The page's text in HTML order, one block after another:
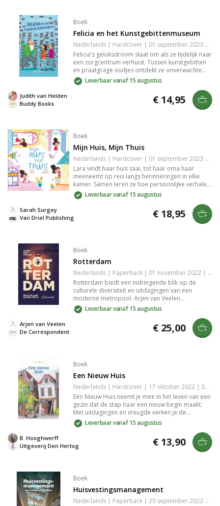
Boek
Felicia en het Kunstgebittenmuseum
Nederlands | Hardcover | 01 september 2023 | 200 pagina's | 9789087821142
Felicia's geluksdroom slaat om als ze tijdelijk naar
een zorgcentrum verhuist. Tussen kunstgebitten
en praatgrage oudjes ontdekt ze onverwachte
avonturen en vriendschappen. Een humoristisch
verhaal geschreven door Judith van Helden en
geïllustreerd door Iris Boter dat jong en oud
Leverbaar vanaf 15 augustus
Buddy Books
Judith van Helden € 14,95
Boek
Mijn Huis, Mijn Thuis
Nederlands | Hardcover | 01 september 2023 | 32 pagina's | 9789493200777
Lara vindt haar huis saai, tot haar oma haar
meeneemt op reis langs herinneringen in elke
kamer. Samen leren ze hoe persoonlijke verhalen
en sporen van vroeger een huis veranderen in
een warm thuis vol betekenis. Perfect voor de
Leverbaar vanaf 15 augustus
Van Driel Publishing
Sarah Surgey € 18,95
Boek
Rotterdam
Nederlands | Paperback | 01 november 2022 | 368 pagina's | 9789493254183
Rotterdam biedt een indringende blik op de
culturele diversiteit en uitdagingen van een
moderne metropool. Arjen van Veelen
onderzoekt de gevolgen van globalisering en
technologie, en de impact op de menselijkheid in
een steeds gefragmenteerdere samenleving. Dit
boek is een pleidooi voor verbinding en
Leverbaar vanaf 15 augustus
De Correspondent
Arjen van Veelen € 25,00
Boek
Een Nieuw Huis
Nederlands | Hardcover | 17 oktober 2022 | 32 pagina's | 9789033131929
Een Nieuw Huis neemt je mee in het leven van een
gezin dat de stap naar een nieuw begin maakt.
Met uitdagingen en vreugde verken je de
emotionele reis van verbouwing, aanpassing en
het creëren van een thuis. Dit boek biedt
inspirerende inzichten en praktische tips voor
iedereen die aan een woningproject begint. Een
must-read voor huiseigenaren en renovatie
Leverbaar vanaf 15 augustus
Uitgeverij Den Hertog
B. Hooghwerff € 13,90
Boek
Huisvestingsmanagement
Nederlands | Paperback | 20 september 2022 | 514 pagina's | 9789001299200